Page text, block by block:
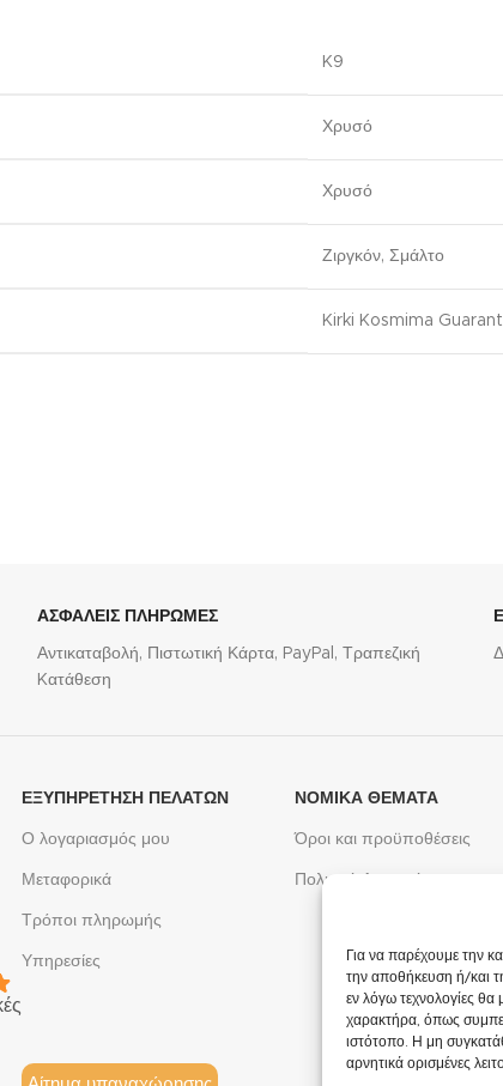
Για να παρέχουμε την
την αποθήκευση ή/και
εν λόγω τεχνολογίες
χαρακτήρα, όπως
ιστότοπο. Η μη
αρνητικά ορισμένες
K9
Χρυσό
Χρυσό
Ζιργκόν, Σμάλτο
Kirki Kosmima
ΑΣΦΑΛΕΙΣ ΠΛΗΡΩΜΕΣ
Αντικαταβολή, Πιστωτική Κάρτα, PayPal, Τραπεζική
Kατάθεση
ΕΞΥΠΗΡΈΤΗΣΗ ΠΕΛΑΤΏΝ
Ο λογαριασμός μου
Μεταφορικά
Τρόποι πληρωμής
Υπηρεσίες
ΝΟΜΙΚΆ ΘΈΜΑΤΑ
Όροι και προϋποθέσεις
Πολιτική Απορρήτου